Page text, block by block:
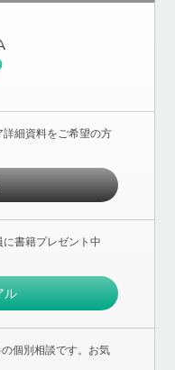
細資料をご希望の方
書籍プレゼント中
ル
個別相談です。お気